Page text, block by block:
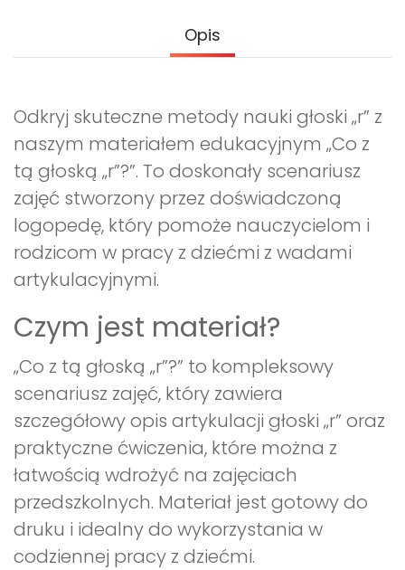
Opis
Odkryj skuteczne metody nauki głoski „r” z
naszym materiałem edukacyjnym „Co z
tą głoską „r”?”. To doskonały scenariusz
zajęć stworzony przez doświadczoną
logopedę, który pomoże nauczycielom i
rodzicom w pracy z dziećmi z wadami
artykulacyjnymi.
Czym jest materiał?
„Co z tą głoską „r”?” to kompleksowy
scenariusz zajęć, który zawiera
szczegółowy opis artykulacji głoski „r” oraz
praktyczne ćwiczenia, które można z
łatwością wdrożyć na zajęciach
przedszkolnych. Materiał jest gotowy do
druku i idealny do wykorzystania w
codziennej pracy z dziećmi.